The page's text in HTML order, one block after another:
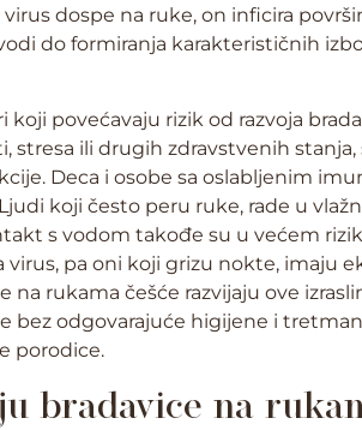
dospe na ruke, on inficira
do formiranja karakterističnih
povećavaju rizik od razvoja
stresa ili drugih zdravstvenih
Deca i osobe sa oslabljenim
koji često peru ruke, rade u
s vodom takođe su u većem
virus, pa oni koji grizu nokte, imaju
na rukama češće razvijaju ove
bez odgovarajuće higijene i
porodice.
bradavice na